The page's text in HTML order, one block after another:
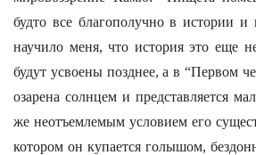
будто все благополучно в истории
научило меня, что история это еще
будут усвоены позднее, а в “Первом
озарена солнцем и представляется
же неотъемлемым условием его
котором он купается голышом,